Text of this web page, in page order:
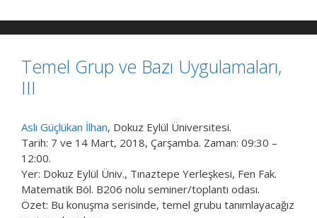
Temel Grup ve Bazı Uygulamaları,
III
Aslı Güçlükan İlhan, Dokuz Eylül Üniversitesi.
Tarih: 7 ve 14 Mart, 2018, Çarşamba. Zaman: 09:30 –
12:00.
Yer: Dokuz Eylül Üniv., Tınaztepe Yerleşkesi, Fen Fak.
Matematik Böl. B206 nolu seminer/toplantı odası.
Özet: Bu konuşma serisinde, temel grubu tanımlayacağız